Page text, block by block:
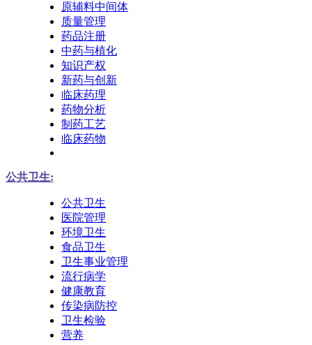
原辅料中间体
质量管理
药品注册
中药与植化
知识产权
新药与创新
临床药理
药物分析
制药工艺
临床药物
公共卫生:
公共卫生
医院管理
环境卫生
食品卫生
卫生事业管理
流行病学
健康教育
传染病防控
卫生检验
营养